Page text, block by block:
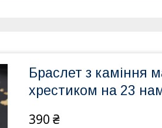
Браслет з каміння
хрестиком на 23
390 ₴